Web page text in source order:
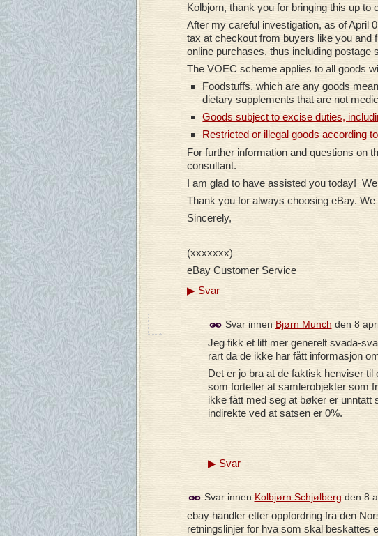
Kolbjorn, thank you for bringing this up to
After my careful investigation, as of April
tax at checkout from buyers like you and
online purchases, thus including postage
The VOEC scheme applies to all goods
Foodstuffs, which are any goods
dietary supplements that are not
Goods subject to excise duties,
Restricted or illegal goods according
For further information and questions on
consultant.
I am glad to have assisted you today!
Thank you for always choosing eBay.
Sincerely,
(xxxxxxx)
eBay Customer Service
▶Svar
Svar innen Bjørn Munch den 8
Jeg fikk et litt mer generelt svada-
rart da de ikke har fått informasjon
Det er jo bra at de faktisk henviser
som forteller at samlerobjekter som
ikke fått med seg at bøker er
indirekte ved at satsen er 0%.
▶Svar
Svar innen Kolbjørn Schjølberg den 8
ebay handler etter oppfordring fra den
retningslinjer for hva som skal beskattes